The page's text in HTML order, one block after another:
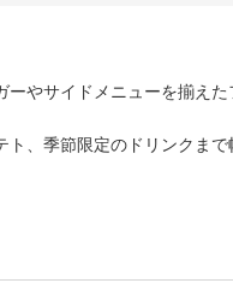
やサイドメニューを揃えた
、季節限定のドリンクまで